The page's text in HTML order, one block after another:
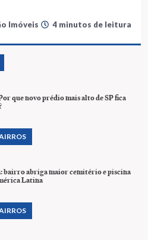
Imóveis 4 minutos de leitura
que novo prédio mais alto de SP fica
bairro abriga maior cemitério e piscina
Latina